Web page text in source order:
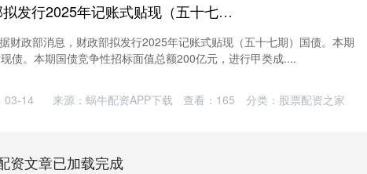
扬帆优配 财政部拟发行2025年记账式贴现（五十七期）国债
财政部消息，财政部拟发行2025年记账式贴现（五十七期）国债。本期
债。本期国债竞争性招标面值总额200亿元，进行甲类成....
03-14 来源：蜗牛配资APP下载 查看： 165 分类： 股票配资之家
资文章已加载完成